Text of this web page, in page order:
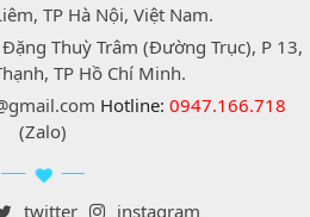
TP Hà Nội, Việt Nam.
Thuỳ Trâm (Đường Trục), P 13,
TP Hồ Chí Minh.
Hotline: 0947.166.718
(Zalo)
twitter instagram